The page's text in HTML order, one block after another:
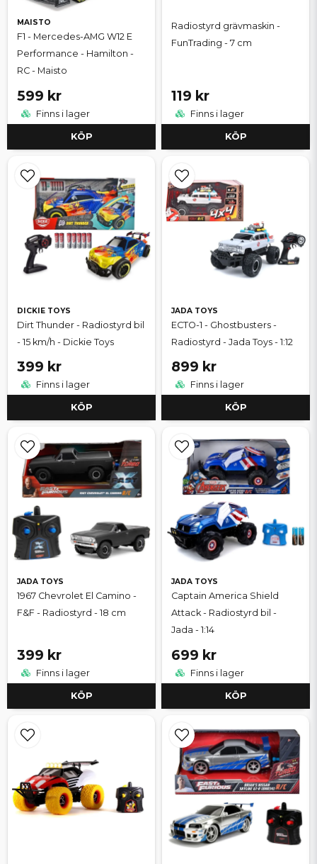
MAISTO
F1 - Mercedes-AMG W12 E
Performance - Hamilton -
RC - Maisto
599 kr
Finns i lager
KÖP
Radiostyrd grävmaskin -
FunTrading - 7 cm
119 kr
Finns i lager
KÖP
DICKIE TOYS
Dirt Thunder - Radiostyrd bil
- 15 km/h - Dickie Toys
399 kr
Finns i lager
KÖP
JADA TOYS
ECTO-1 - Ghostbusters -
Radiostyrd - Jada Toys - 1:12
899 kr
Finns i lager
KÖP
JADA TOYS
1967 Chevrolet El Camino -
F&F - Radiostyrd - 18 cm
399 kr
Finns i lager
KÖP
JADA TOYS
Captain America Shield
Attack - Radiostyrd bil -
Jada - 1:14
699 kr
Finns i lager
KÖP